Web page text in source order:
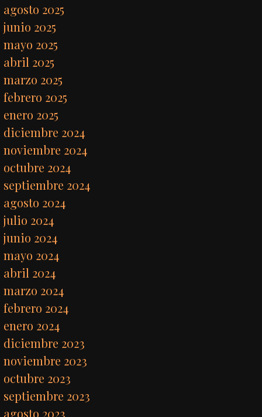
agosto 2025
junio 2025
mayo 2025
abril 2025
marzo 2025
febrero 2025
enero 2025
diciembre 2024
noviembre 2024
octubre 2024
septiembre 2024
agosto 2024
julio 2024
junio 2024
mayo 2024
abril 2024
marzo 2024
febrero 2024
enero 2024
diciembre 2023
noviembre 2023
octubre 2023
septiembre 2023
agosto 2023